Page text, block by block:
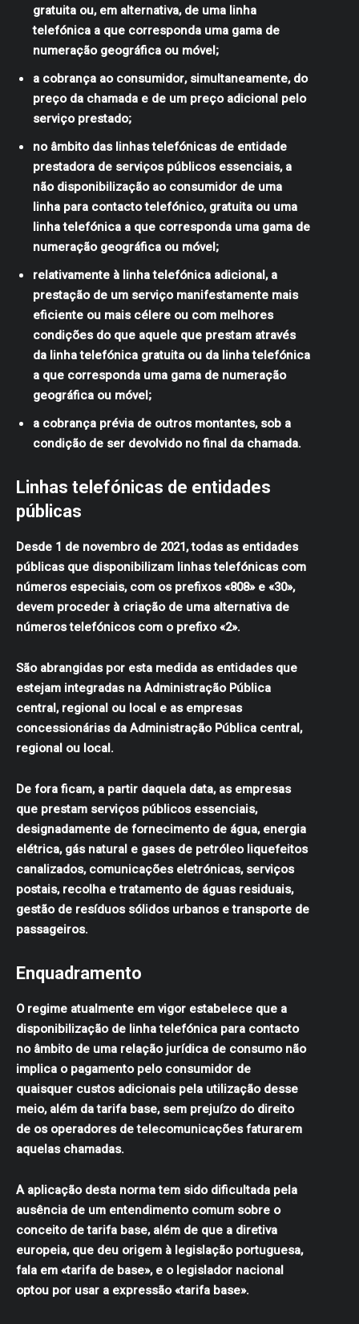
gratuita ou, em alternativa, de uma linha
telefónica a que corresponda uma gama de
numeração geográfica ou móvel;
a cobrança ao consumidor, simultaneamente, do
preço da chamada e de um preço adicional pelo
serviço prestado;
no âmbito das linhas telefónicas de entidade
prestadora de serviços públicos essenciais, a
não disponibilização ao consumidor de uma
linha para contacto telefónico, gratuita ou uma
linha telefónica a que corresponda uma gama de
numeração geográfica ou móvel;
relativamente à linha telefónica adicional, a
prestação de um serviço manifestamente mais
eficiente ou mais célere ou com melhores
condições do que aquele que prestam através
da linha telefónica gratuita ou da linha telefónica
a que corresponda uma gama de numeração
geográfica ou móvel;
a cobrança prévia de outros montantes, sob a
condição de ser devolvido no final da chamada.
Linhas telefónicas de entidades
públicas
Desde 1 de novembro de 2021, todas as entidades
públicas que disponibilizam linhas telefónicas com
números especiais, com os prefixos «808» e «30»,
devem proceder à criação de uma alternativa de
números telefónicos com o prefixo «2».
São abrangidas por esta medida as entidades que
estejam integradas na Administração Pública
central, regional ou local e as empresas
concessionárias da Administração Pública central,
regional ou local.
De fora ficam, a partir daquela data, as empresas
que prestam serviços públicos essenciais,
designadamente de fornecimento de água, energia
elétrica, gás natural e gases de petróleo liquefeitos
canalizados, comunicações eletrónicas, serviços
postais, recolha e tratamento de águas residuais,
gestão de resíduos sólidos urbanos e transporte de
passageiros.
Enquadramento
O regime atualmente em vigor estabelece que a
disponibilização de linha telefónica para contacto
no âmbito de uma relação jurídica de consumo não
implica o pagamento pelo consumidor de
quaisquer custos adicionais pela utilização desse
meio, além da tarifa base, sem prejuízo do direito
de os operadores de telecomunicações faturarem
aquelas chamadas.
A aplicação desta norma tem sido dificultada pela
ausência de um entendimento comum sobre o
conceito de tarifa base, além de que a diretiva
europeia, que deu origem à legislação portuguesa,
fala em «tarifa de base», e o legislador nacional
optou por usar a expressão «tarifa base».